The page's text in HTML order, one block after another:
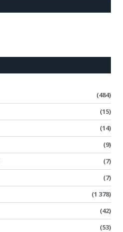
(484)
(15)
(14)
(9)
(7)
(7)
(1 378)
(42)
(53)